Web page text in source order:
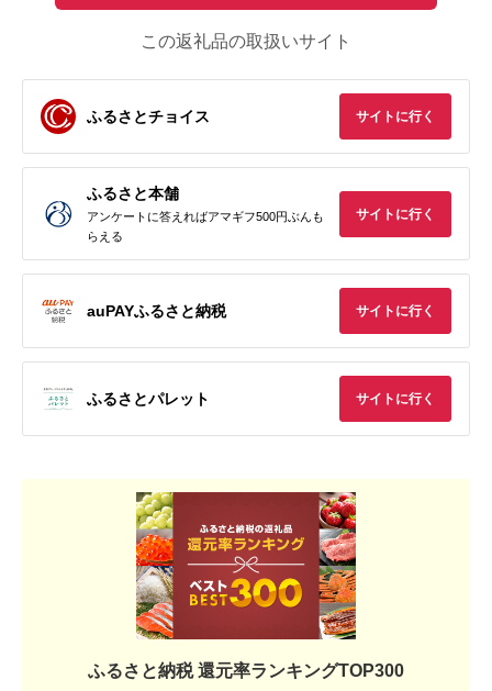
この返礼品の取扱いサイト
ふるさとチョイス サイトに行く
ふるさと本舗
アンケートに答えればアマギフ500円ぶんも
らえる
サイトに行く
auPAYふるさと納税 サイトに行く
ふるさとパレット サイトに行く
ふるさと納税 還元率ランキングTOP300